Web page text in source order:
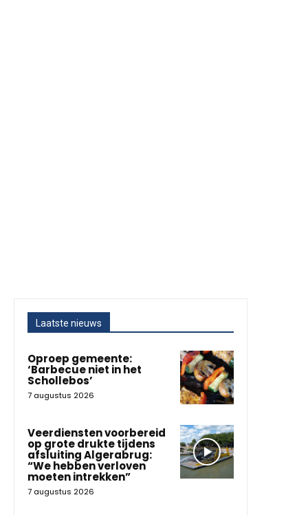
Laatste nieuws
Oproep gemeente:
‘Barbecue niet in het
Schollebos’
7 augustus 2026
Veerdiensten voorbereid
op grote drukte tijdens
afsluiting Algerabrug:
“We hebben verloven
moeten intrekken”
7 augustus 2026